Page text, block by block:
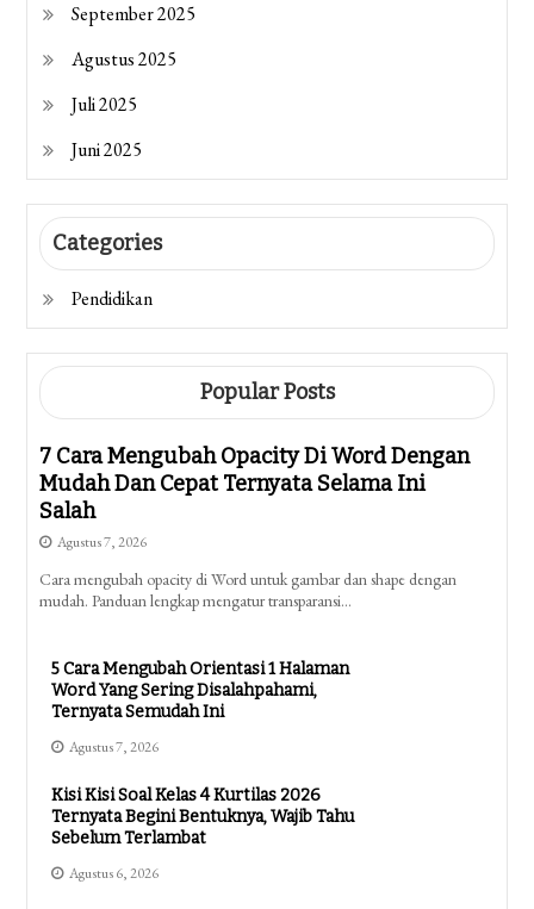
September 2025
Agustus 2025
Juli 2025
Juni 2025
Categories
Pendidikan
Popular Posts
7 Cara Mengubah Opacity Di Word Dengan
Mudah Dan Cepat Ternyata Selama Ini
Salah
Agustus 7, 2026
Cara mengubah opacity di Word untuk gambar dan shape dengan
mudah. Panduan lengkap mengatur transparansi…
5 Cara Mengubah Orientasi 1 Halaman
Word Yang Sering Disalahpahami,
Ternyata Semudah Ini
Agustus 7, 2026
Kisi Kisi Soal Kelas 4 Kurtilas 2026
Ternyata Begini Bentuknya, Wajib Tahu
Sebelum Terlambat
Agustus 6, 2026